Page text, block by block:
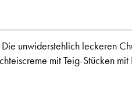
unwiderstehlich leckeren
mit Teig-Stücken